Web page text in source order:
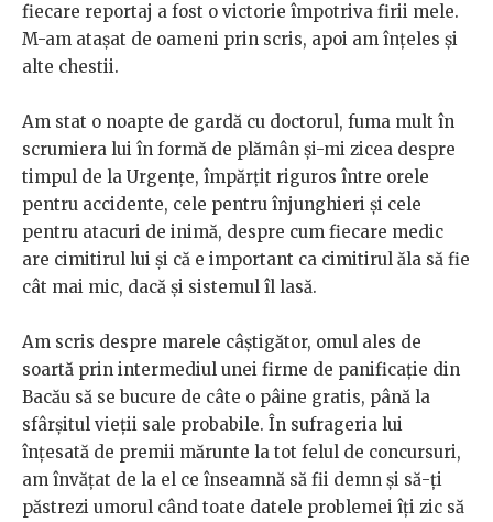
fiecare reportaj a fost o victorie împotriva firii mele.
M-am atașat de oameni prin scris, apoi am înțeles și
alte chestii.
Am stat o noapte de gardă cu doctorul, fuma mult în
scrumiera lui în formă de plămân și-mi zicea despre
timpul de la Urgențe, împărțit riguros între orele
pentru accidente, cele pentru înjunghieri și cele
pentru atacuri de inimă, despre cum fiecare medic
are cimitirul lui și că e important ca cimitirul ăla să fie
cât mai mic, dacă și sistemul îl lasă.
Am scris despre marele câștigător, omul ales de
soartă prin intermediul unei firme de panificație din
Bacău să se bucure de câte o pâine gratis, până la
sfârșitul vieții sale probabile. În sufrageria lui
înțesată de premii mărunte la tot felul de concursuri,
am învățat de la el ce înseamnă să fii demn și să-ți
păstrezi umorul când toate datele problemei îți zic să